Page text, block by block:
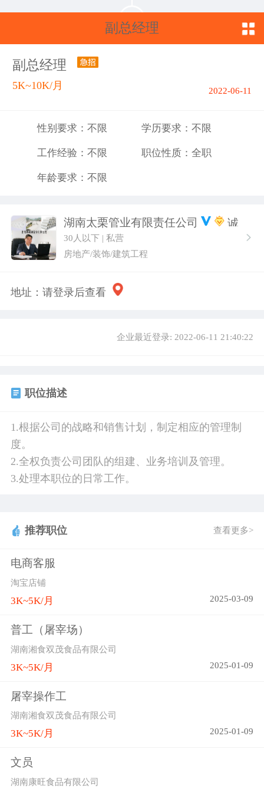
副总经理
副总经理
5K~10K/月 2022-06-11
性别要求：不限 学历要求：不限
工作经验：不限 职位性质：全职
年龄要求：不限
湖南太栗管业有限责任公司
30人以下 | 私营
房地产/装饰/建筑工程
地址： 请登录后查看
企业最近登录: 2022-06-11 21:40:22
职位描述
1.根据公司的战略和销售计划，制定相应的管理制
度。
2.全权负责公司团队的组建、业务培训及管理。
3.处理本职位的日常工作。
推荐职位 查看更多>
电商客服
淘宝店铺
3K~5K/月 2025-03-09
普工（屠宰场）
湖南湘食双茂食品有限公司
3K~5K/月 2025-01-09
屠宰操作工
湖南湘食双茂食品有限公司
3K~5K/月 2025-01-09
文员
湖南康旺食品有限公司